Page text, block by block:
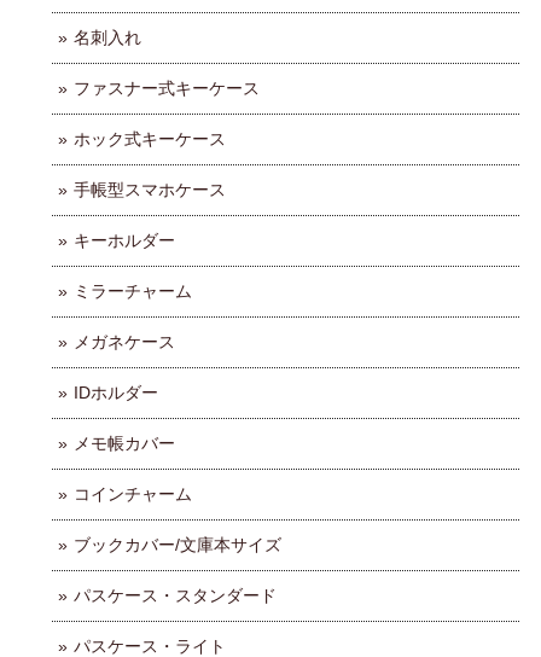
名刺入れ
ファスナー式キーケース
ホック式キーケース
手帳型スマホケース
キーホルダー
ミラーチャーム
メガネケース
IDホルダー
メモ帳カバー
コインチャーム
ブックカバー/文庫本サイズ
パスケース・スタンダード
パスケース・ライト